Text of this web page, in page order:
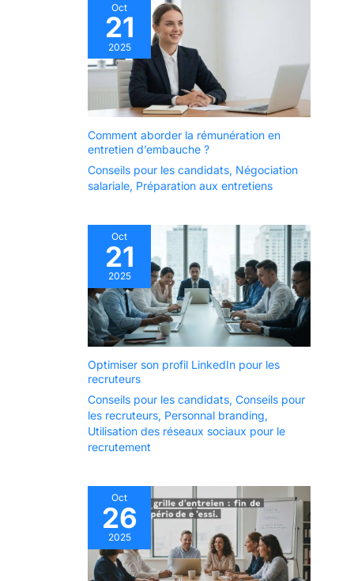
Oct
21
2025
Comment aborder la rémunération en
entretien d’embauche ?
Conseils pour les candidats, Négociation
salariale, Préparation aux entretiens
Oct
21
2025
Optimiser son profil LinkedIn pour les
recruteurs
Conseils pour les candidats, Conseils pour
les recruteurs, Personnal branding,
Utilisation des réseaux sociaux pour le
recrutement
Oct
26
2025